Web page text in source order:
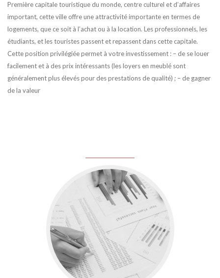
Première capitale touristique du monde, centre culturel et d’affaires
important, cette ville offre une attractivité importante en termes de
logements, que ce soit à l’achat ou à la location. Les professionnels, les
étudiants, et les touristes passent et repassent dans cette capitale.
Cette position privilégiée permet à votre investissement : – de se louer
facilement et à des prix intéressants (les loyers en meublé sont
généralement plus élevés pour des prestations de qualité) ; – de gagner
de la valeur